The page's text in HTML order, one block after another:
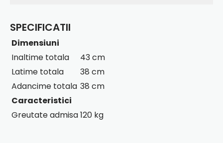
SPECIFICATII
Dimensiuni
Inaltime totala
43 cm
Latime totala
38 cm
Adancime totala 38 cm
Caracteristici
Greutate admisa120 kg